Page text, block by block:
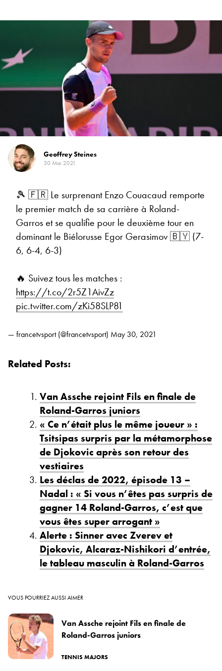
Geoffrey Steines
30 Mai 2021
🎾 🇫🇷 Le surprenant Enzo Couacaud remporte
le premier match de sa carrière à Roland-
Garros et se qualifie pour le deuxième tour en
dominant le Biélorusse Egor Gerasimov 🇧🇾 (7-
6, 6-4, 6-3)
🔥 Suivez tous les matches :
https://t.co/2r5Z1AivZz
pic.twitter.com/zKi58SLP81
— francetvsport (@francetvsport) May 30, 2021
Related Posts:
Van Assche rejoint Fils en finale de
Roland-Garros juniors
« Ce n’était plus le même joueur » :
Tsitsipas surpris par la métamorphose
de Djokovic après son retour des
vestiaires
Les déclas de 2022, épisode 13 –
Nadal : « Si vous n’êtes pas surpris de
gagner 14 Roland-Garros, c’est que
vous êtes super arrogant »
Alerte : Sinner avec Zverev et
Djokovic, Alcaraz-Nishikori d’entrée,
le tableau masculin à Roland-Garros
VOUS POURRIEZ AUSSI AIMER
Van Assche rejoint Fils en finale de
Roland-Garros juniors
TENNIS MAJORS